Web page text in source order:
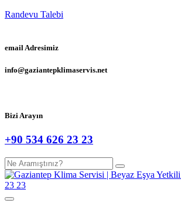
Randevu Talebi
email Adresimiz
info@gaziantepklimaservis.net
Bizi Arayın
+90 534 626 23 23